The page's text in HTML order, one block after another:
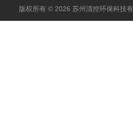
版权所有 © 2026 苏州清控环保科技